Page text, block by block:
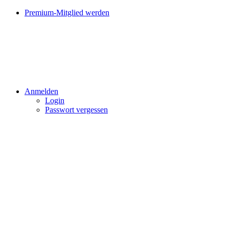
Premium-Mitglied werden
Anmelden
Login
Passwort vergessen